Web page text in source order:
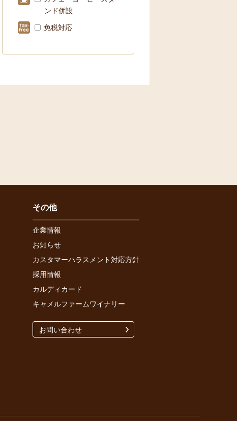
ンド併設
免税対応
その他
企業情報
お知らせ
カスタマーハラスメント対応方針
採用情報
カルディカード
キャメルファームワイナリー
お問い合わせ